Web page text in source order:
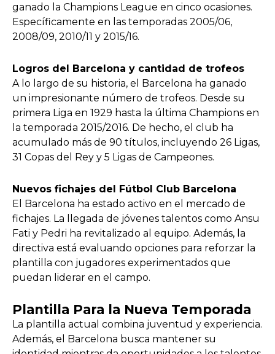
ganado la Champions League en cinco ocasiones.
Específicamente en las temporadas 2005/06,
2008/09, 2010/11 y 2015/16.
Logros del Barcelona y cantidad de trofeos
A lo largo de su historia, el Barcelona ha ganado
un impresionante número de trofeos. Desde su
primera Liga en 1929 hasta la última Champions en
la temporada 2015/2016. De hecho, el club ha
acumulado más de 90 títulos, incluyendo 26 Ligas,
31 Copas del Rey y 5 Ligas de Campeones.
Nuevos fichajes del Fútbol Club Barcelona
El Barcelona ha estado activo en el mercado de
fichajes. La llegada de jóvenes talentos como Ansu
Fati y Pedri ha revitalizado al equipo. Además, la
directiva está evaluando opciones para reforzar la
plantilla con jugadores experimentados que
puedan liderar en el campo.
Plantilla Para la Nueva Temporada
La plantilla actual combina juventud y experiencia.
Además, el Barcelona busca mantener su